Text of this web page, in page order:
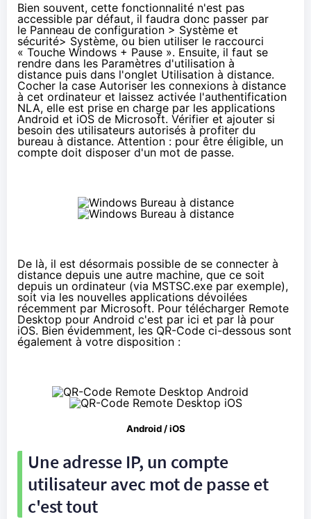
Bien souvent, cette fonctionnalité n'est pas
accessible par défaut, il faudra donc passer par
le Panneau de configuration > Système et
sécurité> Système, ou bien utiliser le raccourci
« Touche Windows + Pause ». Ensuite, il faut se
rendre dans les Paramètres d'utilisation à
distance puis dans l'onglet Utilisation à distance.
Cocher la case Autoriser les connexions à distance
à cet ordinateur et laissez activée l'authentification
NLA, elle est prise en charge par les applications
Android et iOS de Microsoft. Vérifier et ajouter si
besoin des utilisateurs autorisés à profiter du
bureau à distance. Attention : pour être éligible, un
compte doit disposer d'un mot de passe.
De là, il est désormais possible de se connecter à
distance depuis une autre machine, que ce soit
depuis un ordinateur (via MSTSC.exe par exemple),
soit via les nouvelles applications dévoilées
récemment par Microsoft. Pour télécharger Remote
Desktop pour Android c'est par ici et par là pour
iOS. Bien évidemment, les QR-Code ci-dessous sont
également à votre disposition :
Android / iOS
Une adresse IP, un compte
utilisateur avec mot de passe et
c'est tout